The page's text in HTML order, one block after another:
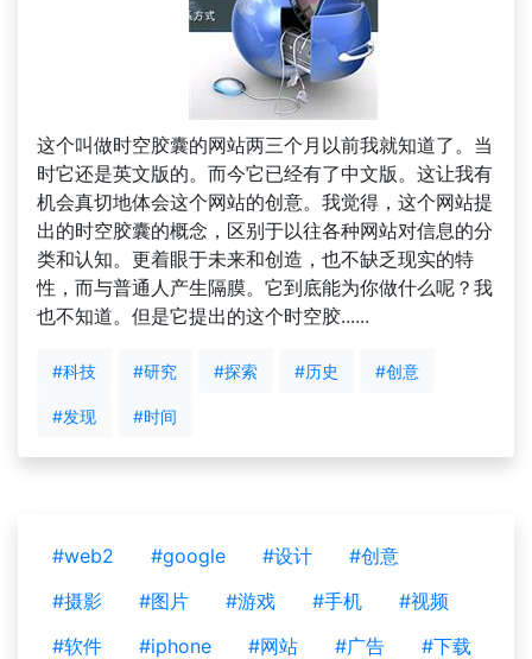
这个叫做时空胶囊的网站两三个月以前我就知道了。当
时它还是英文版的。而今它已经有了中文版。这让我有
机会真切地体会这个网站的创意。我觉得，这个网站提
出的时空胶囊的概念，区别于以往各种网站对信息的分
类和认知。更着眼于未来和创造，也不缺乏现实的特
性，而与普通人产生隔膜。它到底能为你做什么呢？我
也不知道。但是它提出的这个时空胶......
#科技 #研究 #探索 #历史 #创意
#发现 #时间
#web2 #google #设计
#创意
#摄影
#图片 #游戏 #手机
#视频
#软件
#iphone #网站 #广告
#下载